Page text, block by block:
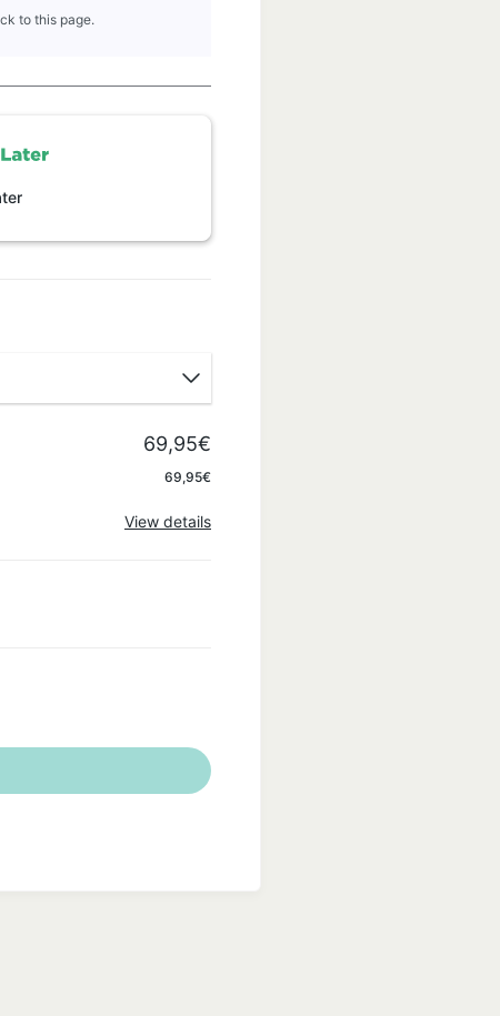
to this page.
69,95€
69,95€
View details